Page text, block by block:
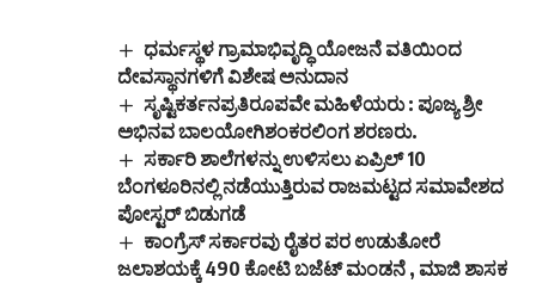
ಧರ್ಮಸ್ಥಳ ಗ್ರಾಮಾಭಿವೃದ್ಧಿ ಯೋಜನೆ ವತಿಯಿಂದ
ದೇವಸ್ಥಾನಗಳಿಗೆ ವಿಶೇಷ ಅನುದಾನ
ಸೃಷ್ಟಿಕರ್ತನಪ್ರತಿರೂಪವೇ ಮಹಿಳೆಯರು : ಪೂಜ್ಯ ಶ್ರೀ
ಅಭಿನವ ಬಾಲಯೋಗಿಶಂಕರಲಿಂಗ ಶರಣರು.
ಸರ್ಕಾರಿ ಶಾಲೆಗಳನ್ನು ಉಳಿಸಲು ಏಪ್ರಿಲ್ 10
ಬೆಂಗಳೂರಿನಲ್ಲಿ ನಡೆಯುತ್ತಿರುವ ರಾಜಮಟ್ಟದ ಸಮಾವೇಶದ
ಪೋಸ್ಟರ್ ಬಿಡುಗಡೆ
ಕಾಂಗ್ರೆಸ್ ಸರ್ಕಾರವು ರೈತರ ಪರ ಉಡುತೋರೆ
ಜಲಾಶಯಕ್ಕೆ 490 ಕೋಟಿ ಬಜೆಟ್ ಮಂಡನೆ , ಮಾಜಿ ಶಾಸಕ